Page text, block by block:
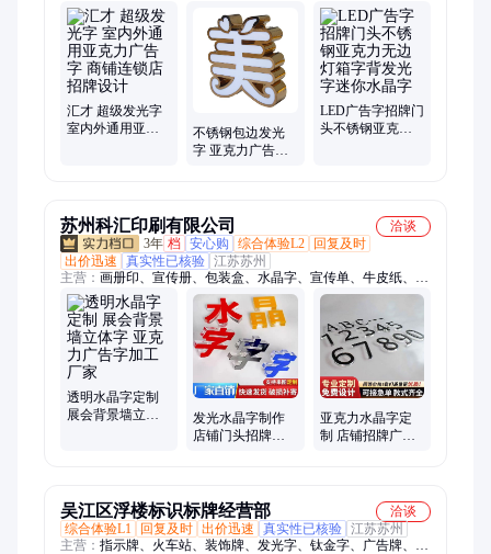
院标识、景区标识
汇才 超级发光字
室内外通用亚克
不锈钢包边发光
字 亚克力广告牌
LED广告字招牌门
头不锈钢亚克力
苏州科汇印刷有限公司
洽谈
3年 档 安心购 综合体验L2
回复及时
出价迅速
真实性已核验 江苏苏州
主营： 画册印、宣传册、包装盒、水晶字、宣传单、牛皮纸、书
籍画册、精装画册、贴纸印刷、画册图册、出版书籍、员工手
册、彩页折页、宣传画册、画册定制、高清折页、内刊印刷、杂
志印刷、样品画册、纸箱定做、彩页画册、证书折页、彩色画
册、海报定制、海报印刷、不干胶印刷
透明水晶字定制
展会背景墙立体
发光水晶字制作
店铺门头招牌广
亚克力水晶字定
制 店铺招牌广告
吴江区浮楼标识标牌经营部
洽谈
综合体验L1
回复及时 出价迅速 真实性已核验 江苏苏州
主营： 指示牌、火车站、装饰牌、发光字、钛金字、广告牌、落